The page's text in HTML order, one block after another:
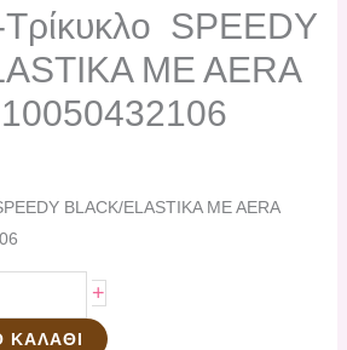
SPEEDY
ME AERA
BLACK/ELASTIKA ME AERA
+
ΚΑΛΆΘΙ